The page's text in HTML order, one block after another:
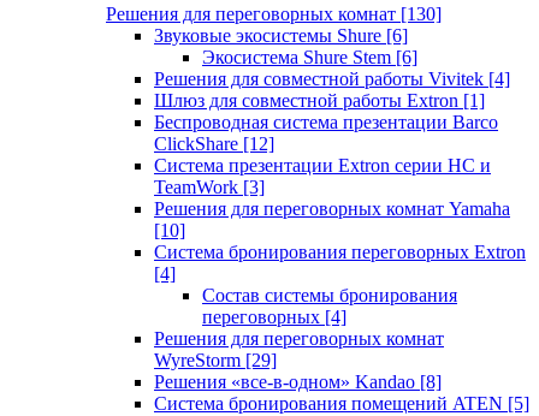
Решения для переговорных комнат [130]
Звуковые экосистемы Shure [6]
Экосистема Shure Stem [6]
Решения для совместной работы Vivitek [4]
Шлюз для совместной работы Extron [1]
Беспроводная система презентации Barco
ClickShare [12]
Система презентации Extron серии HC и
TeamWork [3]
Решения для переговорных комнат Yamaha
[10]
Система бронирования переговорных Extron
[4]
Состав системы бронирования
переговорных [4]
Решения для переговорных комнат
WyreStorm [29]
Решения «все-в-одном» Kandao [8]
Система бронирования помещений ATEN [5]